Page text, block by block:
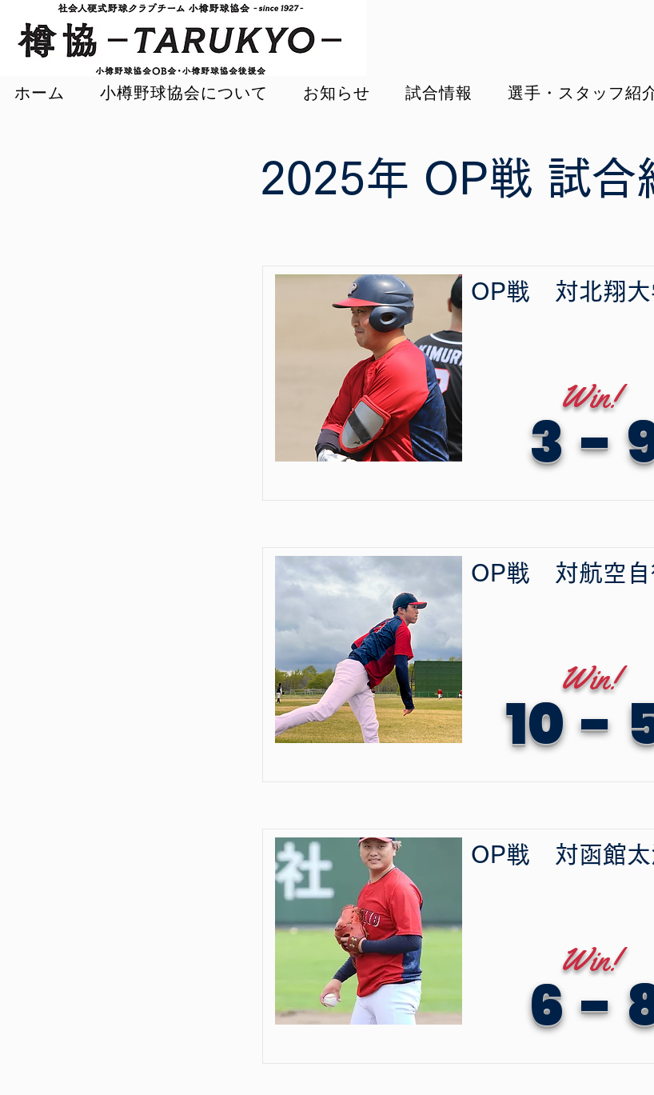
ホーム 小樽野球協会について お知らせ 試合情報 選手・スタッフ紹
2025年 OP戦 試合
OP戦 ​対北翔
3 -
Win!
OP戦 ​対航空
10-
Win!
OP戦 ​対函館
6-
Win!